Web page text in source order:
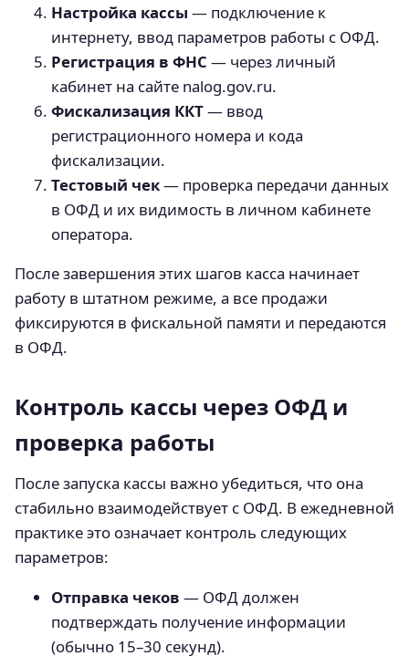
Настройка кассы — подключение к
интернету, ввод параметров работы с ОФД.
Регистрация в ФНС — через личный
кабинет на сайте nalog.gov.ru.
Фискализация ККТ— ввод
регистрационного номера и кода
фискализации.
Тестовый чек— проверка передачи данных
в ОФД и их видимость в личном кабинете
оператора.
После завершения этих шагов касса начинает
работу в штатном режиме, а все продажи
фиксируются в фискальной памяти и передаются
в ОФД.
Контроль кассы через ОФД и
проверка работы
После запуска кассы важно убедиться, что она
стабильно взаимодействует с ОФД. В ежедневной
практике это означает контроль следующих
параметров:
Отправка чеков — ОФД должен
подтверждать получение информации
(обычно 15–30 секунд).